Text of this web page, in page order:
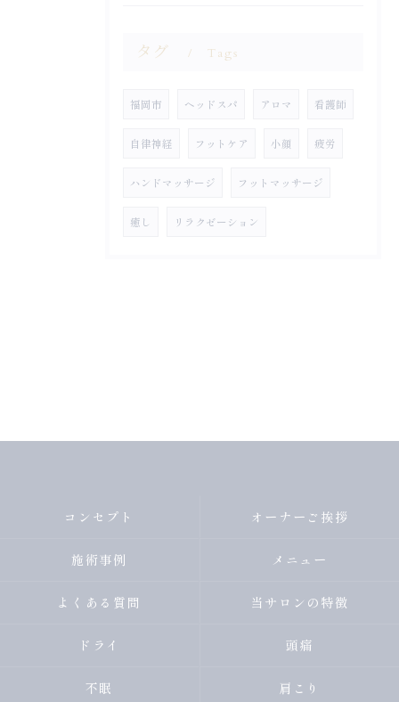
タグ Tags
福岡市 ヘッドスパ アロマ 看護師
自律神経 フットケア 小顔 疲労
ハンドマッサージ フットマッサージ
癒し リラクゼーション
コンセプト オーナーご挨拶
施術事例 メニュー
よくある質問 当サロンの特徴
ドライ 頭痛
不眠 肩こり